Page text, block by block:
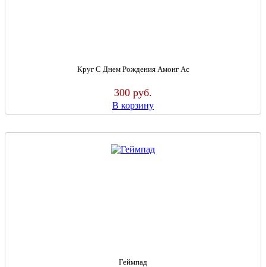
Круг С Днем Рождения Амонг Ас
300 руб.
В корзину
Геймпад